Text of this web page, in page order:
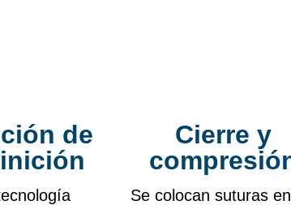
de
Cierre y
Se colocan suturas